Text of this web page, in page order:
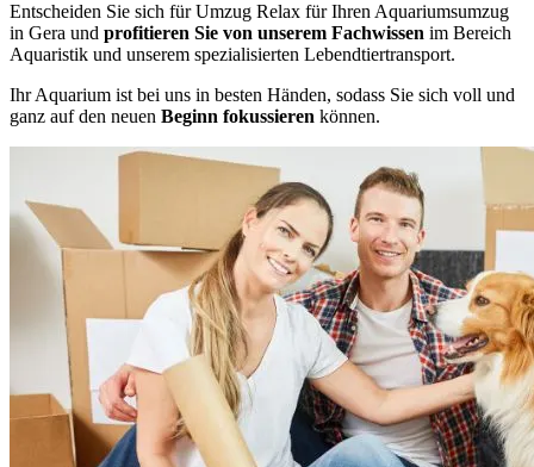
Entscheiden Sie sich für Umzug Relax für Ihren Aquariumsumzug
in Gera und profitieren Sie von unserem Fachwissen im Bereich
Aquaristik und unserem spezialisierten Lebendtiertransport.
Ihr Aquarium ist bei uns in besten Händen, sodass Sie sich voll und
ganz auf den neuen Beginn fokussieren können.